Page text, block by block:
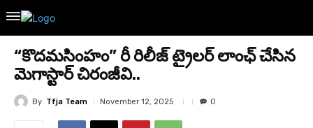
“కొదమసింహం” రీ రిలీజ్ ట్రైలర్ లాంఛ్ చేసిన
మెగాస్టార్ చిరంజీవి..
By Tfja Team November 12, 2025 0